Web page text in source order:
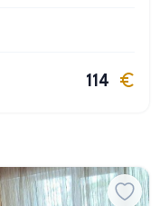
114